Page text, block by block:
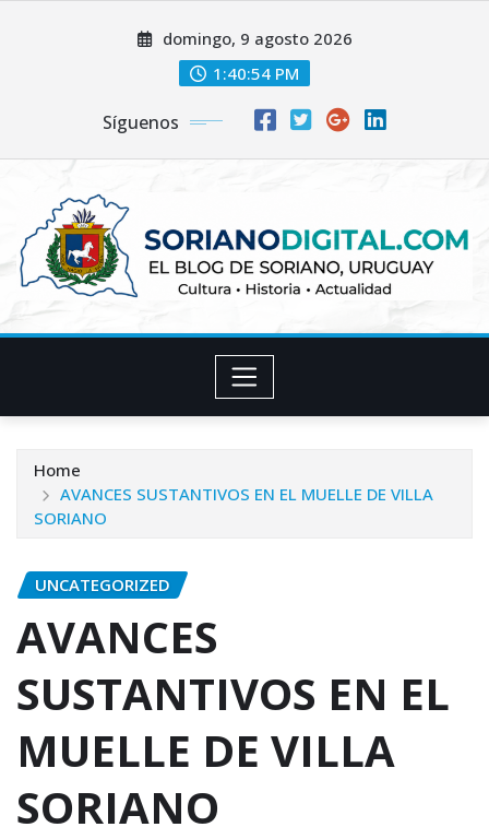
domingo, 9 agosto 2026
1:40:55 PM
Síguenos
Home
AVANCES SUSTANTIVOS EN EL MUELLE DE VILLA
SORIANO
UNCATEGORIZED
AVANCES
SUSTANTIVOS EN EL
MUELLE DE VILLA
SORIANO